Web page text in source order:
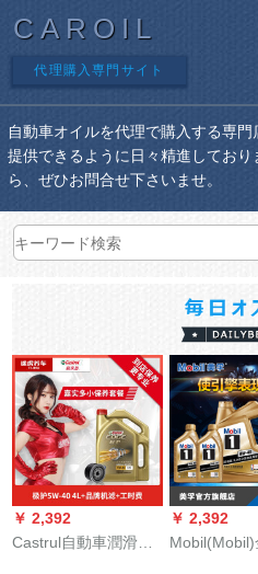
CAROIL
代理購入専門サイト
自動車オイルを代理で購入する専
提供できるように日々精進してお
ら、ぜひお問合せ下さいませ。
￥ 2,392
Castrul自動車潤滑油
￥ 2,392
Mobil(Mobil)